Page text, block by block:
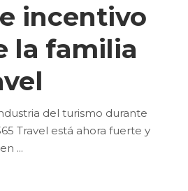
incentivo
la familia
del turismo durante
Travel está ahora fuerte y